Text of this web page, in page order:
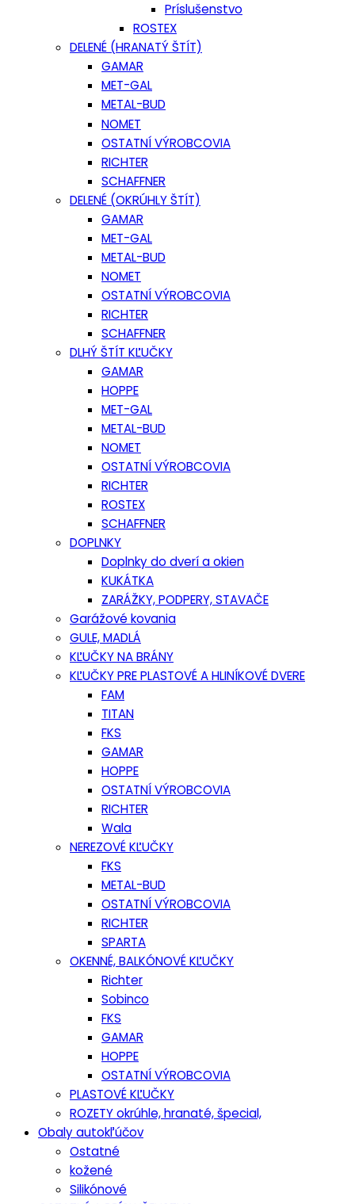
Príslušenstvo
ROSTEX
DELENÉ (HRANATÝ ŠTÍT)
GAMAR
MET-GAL
METAL-BUD
NOMET
OSTATNÍ VÝROBCOVIA
RICHTER
SCHAFFNER
DELENÉ (OKRÚHLY ŠTÍT)
GAMAR
MET-GAL
METAL-BUD
NOMET
OSTATNÍ VÝROBCOVIA
RICHTER
SCHAFFNER
DLHÝ ŠTÍT KĽUČKY
GAMAR
HOPPE
MET-GAL
METAL-BUD
NOMET
OSTATNÍ VÝROBCOVIA
RICHTER
ROSTEX
SCHAFFNER
DOPLNKY
Doplnky do dverí a okien
KUKÁTKA
ZARÁŽKY, PODPERY, STAVAČE
Garážové kovania
GULE, MADLÁ
KĽUČKY NA BRÁNY
KĽUČKY PRE PLASTOVÉ A HLINÍKOVÉ DVERE
FAM
TITAN
FKS
GAMAR
HOPPE
OSTATNÍ VÝROBCOVIA
RICHTER
Wala
NEREZOVÉ KĽUČKY
FKS
METAL-BUD
OSTATNÍ VÝROBCOVIA
RICHTER
SPARTA
OKENNÉ, BALKÓNOVÉ KĽUČKY
Richter
Sobinco
FKS
GAMAR
HOPPE
OSTATNÍ VÝROBCOVIA
PLASTOVÉ KĽUČKY
ROZETY okrúhle, hranaté, špecial,
Obaly autokľúčov
Ostatné
kožené
Silikónové